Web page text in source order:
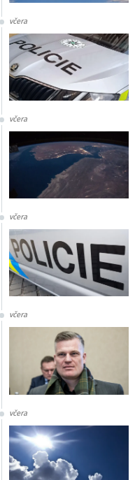
včera
včera
včera
včera
včera